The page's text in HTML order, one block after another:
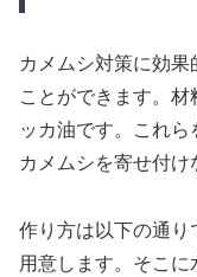
カメムシ対策に効
ことができます。
ッカ油です。これら
カメムシを寄せ付け
作り方は以下の通り
用意します。そこ